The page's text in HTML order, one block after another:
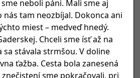
sme neboli páni. Mali sme aj
tam neozbíjal. Dokonca ani
miest – medveď hnedý.
Chceli sme ísť až na
sa stávala strmšou. V doline
ťažba. Cesta bola zanesená
sme pokračovali, pri